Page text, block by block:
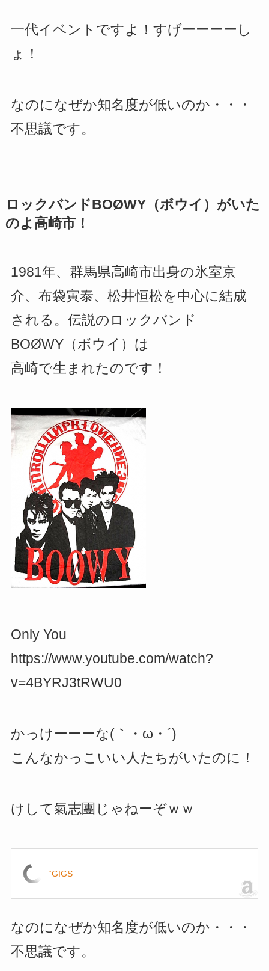
一代イベントですよ！すげーーーーし
ょ！
なのになぜか知名度が低いのか・・・
不思議です。
ロックバンドBOØWY（ボウイ）がいた
のよ高崎市！
1981年、群馬県高崎市出身の氷室京
介、布袋寅泰、松井恒松を中心に結成
される。伝説のロックバンド
BOØWY（ボウイ）は
高崎で生まれたのです！
Only You
https://www.youtube.com/watch?
v=4BYRJ3tRWU0
かっけーーーな(｀・ω・´)
こんなかっこいい人たちがいたのに！
けして氣志團じゃねーぞｗｗ
“GIGS
なのになぜか知名度が低いのか・・・
不思議です。